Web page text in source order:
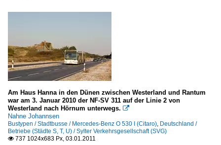
Am Haus Hanna in den Dünen zwischen Westerland und Rantum
war am 3. Januar 2010 der NF-SV 311 auf der Linie 2 von
Westerland nach Hörnum unterwegs. 
Nahne Johannsen
Bustypen / Stadtbusse / Mercedes-Benz O 530 I (Citaro), Deutschland /
Betriebe (Städte S, T, U) / Sylter Verkehrsgesellschaft (SVG)
 737 1024x683 Px, 03.01.2011